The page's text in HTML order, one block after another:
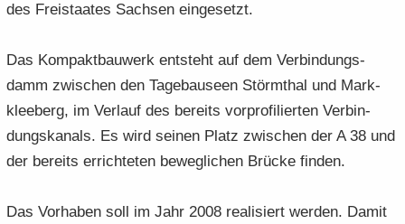
des Frei­staa­tes Sach­sen ein­ge­setzt.
Das Kom­pakt­bau­werk ent­steht auf dem Ver­bin­dungs­
damm zwi­schen den Ta­ge­bau­se­en Störm­thal und Mark­
klee­berg, im Ver­lauf des be­reits vor­pro­fi­lier­ten Ver­bin­
dungs­ka­nals. Es wird sei­nen Platz zwi­schen der A 38 und
der be­reits er­rich­te­ten be­weg­li­chen Brü­cke fin­den.
Das Vor­ha­ben soll im Jahr 2008 rea­li­siert wer­den. Damit